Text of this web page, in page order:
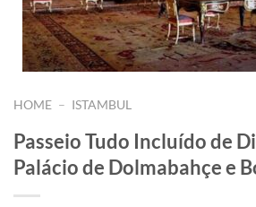
HOME – ISTAMBUL
Passeio Tudo Incluído de
Palácio de Dolmabahçe e